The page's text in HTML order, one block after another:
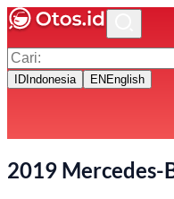
ID Indonesia EN English
2019 Mercedes-